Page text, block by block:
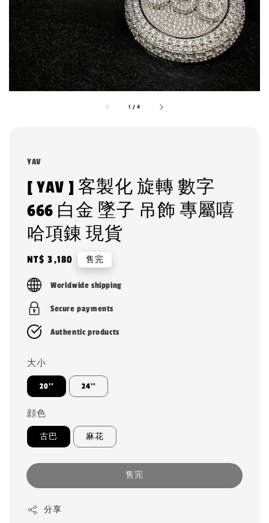
1 /4
YAV
[ YAV ] 客製化 旋轉 數字
666 白金 墜子 吊飾 專屬嘻
哈項錬 現貨
Regular
price
NT$ 3,180 售完
Worldwide shipping
Secure payments
Authentic products
大小
20'' 24''
顔色
古巴 麻花
售完
分享